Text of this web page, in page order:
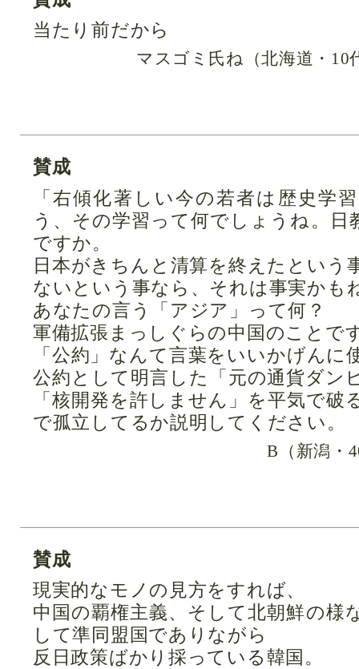
当たり前だから
マスゴミ氏ね（北海道・10
賛成
「右傾化著しい今の若者は歴史学
う、その学習って何でしょうね。日
ですか。
日本がきちんと清算を終えたという
ないという事なら、それは事実かも
あなたの言う「アジア」って何？
軍備拡張まっしぐらの中国のことで
「公約」なんて言葉をいいかげんに
公約として明言した「元の通貨ダン
「核開発を許しません」を平気で破
で孤立してるか説明してください。
B（新潟・
賛成
現実的なモノの見方をすれば、
中国の覇権主義、そして北朝鮮の様
して準同盟国でありながら
反日政策ばかり採っている韓国。